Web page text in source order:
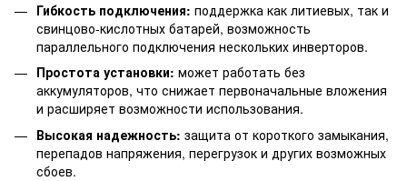
Гибкость подключения: поддержка как литиевых, так и
свинцово-кислотных батарей, возможность
параллельного подключения нескольких инверторов.
Простота установки: может работать без
аккумуляторов, что снижает первоначальные вложения
и расширяет возможности использования.
Высокая надежность: защита от короткого замыкания,
перепадов напряжения, перегрузок и других возможных
сбоев.